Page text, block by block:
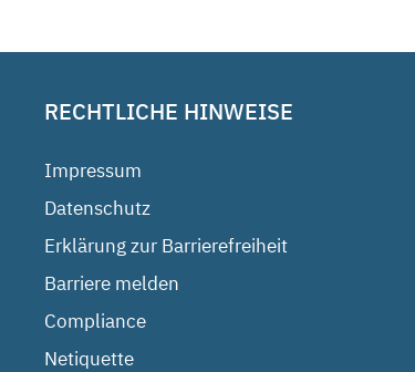
RECHTLICHE HINWEISE
Impressum
Datenschutz
Erklärung zur Barrierefreiheit
Barriere melden
Compliance
Netiquette